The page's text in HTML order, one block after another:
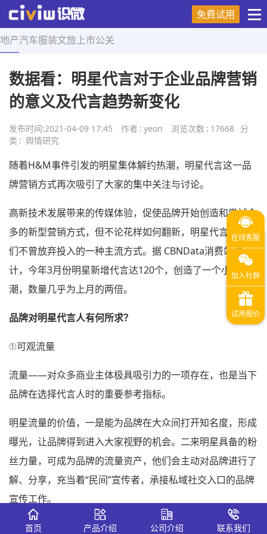
免费试用
地产汽车服装文旅 上市公关
首页 > 舆情研究 > 正文
数据看：明星代言对于企业品牌营销
的意义及代言趋势新变化
发布时间:2021-04-09 17:45 作者 : yeon 浏览次数 : 17668 分
类 : 舆情研究
随着H&M事件引发的明星集体解约热潮，明星代言这一品
牌营销方式再次吸引了大家的集中关注与讨论。
高新技术发展带来的传媒体验，促使品牌开始创造和尝试众
多的新型营销方式，但不论花样如何翻新，明星代言仍是它
们不曾放弃投入的一种主流方式。据 CBNData消费站统
计，今年3月份明星新增代言达120个，创造了一个小高
潮，数量几乎为上月的两倍。
品牌对明星代言人有何所求？
①可观流量
流量——对众多商业主体极具吸引力的一项存在，也是当下
品牌在选择代言人时的重要参考指标。
明星流量的价值，一是能为品牌在大众间打开知名度，形成
曝光，让品牌得到进入大家视野的机会。二来明星具备的粉
丝力量，可成为品牌的流量资产，他们会主动对品牌进行了
解、分享，充当着“民间”宣传者，承接私域社交入口的品牌
宣传工作。
在追逐热点这个事上品牌们向来是一马当先的，比如近期大
首页 产品介绍 公司介绍 联系我们